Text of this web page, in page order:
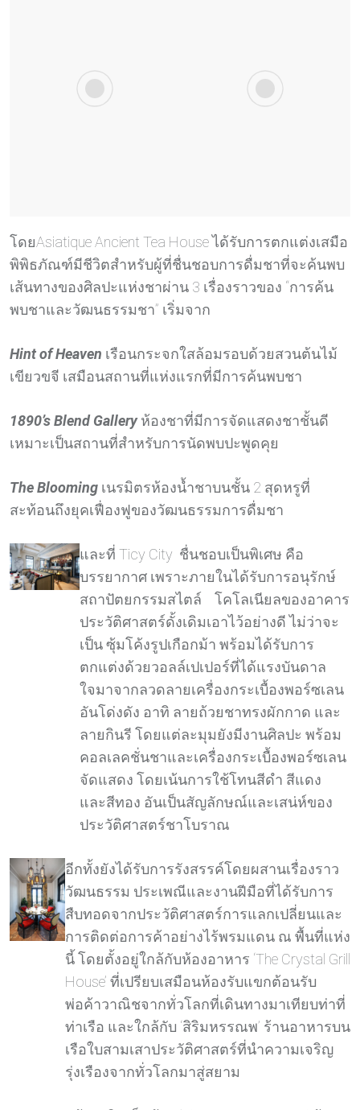
โดยAsiatique Ancient Tea House ได้รับการตกแต่งเสมือ
พิพิธภัณฑ์มีชีวิตสำหรับผู้ที่ชื่นชอบการดื่มชาที่จะค้นพบ
เส้นทางของศิลปะแห่งชาผ่าน 3 เรื่องราวของ “การค้น
พบชาและวัฒนธรรมชา” เริ่มจาก
Hint of Heaven เรือนกระจกใสล้อมรอบด้วยสวนต้นไม้
เขียวขจี เสมือนสถานที่แห่งแรกที่มีการค้นพบชา
1890’s Blend Galleryห้องชาที่มีการจัดแสดงชาชั้นดี
เหมาะเป็นสถานที่สำหรับการนัดพบปะพูดคุย
The Blooming เนรมิตรห้องน้ำชาบนชั้น 2 สุดหรูที่
สะท้อนถึงยุคเฟื่องฟูของวัฒนธรรมการดื่มชา
และที่ Ticy City ชื่นชอบเป็นพิเศษ คือ
บรรยากาศ เพราะภายในได้รับการอนุรักษ์
สถาปัตยกรรมสไตล์ โคโลเนียลของอาคาร
ประวัติศาสตร์ดั้งเดิมเอาไว้อย่างดี ไม่ว่าจะ
เป็น ซุ้มโค้งรูปเกือกม้า พร้อมได้รับการ
ตกแต่งด้วยวอลล์เปเปอร์ที่ได้แรงบันดาล
ใจมาจากลวดลายเครื่องกระเบื้องพอร์ซเลน
อันโด่งดัง อาทิ ลายถ้วยชาทรงผักกาด และ
ลายกินรี โดยแต่ละมุมยังมีงานศิลปะ พร้อม
คอลเลคชั่นชาและเครื่องกระเบื้องพอร์ซเลน
จัดแสดง โดยเน้นการใช้โทนสีดํา สีแดง
และสีทอง อันเป็นสัญลักษณ์และเสน่ห์ของ
ประวัติศาสตร์ชาโบราณ
อีกทั้งยังได้รับการรังสรรค์โดยผสานเรื่องราว
วัฒนธรรม ประเพณีและงานฝีมือที่ได้รับการ
สืบทอดจากประวัติศาสตร์การแลกเปลี่ยนและ
การติดต่อการค้าอย่างไร้พรมแดน ณ พื้นที่แห่ง
นี้ โดยตั้งอยู่ใกล้กับห้องอาหาร ‘The Crystal Grill
House’ ที่เปรียบเสมือนห้องรับแขกต้อนรับ
พ่อค้าวาณิชจากทั่วโลกที่เดินทางมาเทียบท่าที่
ท่าเรือ และใกล้กับ ‘สิริมหรรณพ’ ร้านอาหารบน
เรือใบสามเสาประวัติศาสตร์ที่นําความเจริญ
รุ่งเรืองจากทั่วโลกมาสู่สยาม